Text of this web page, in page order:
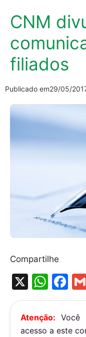
CNM
filiados
Publicado em29/05/
Compartilhe
X
W
h
at
s
F
a
c
e
Atenção: Você
acesso a este